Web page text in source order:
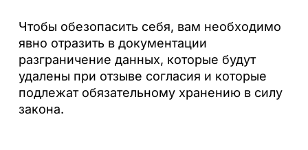
Чтобы обезопасить себя, вам необходимо
явно отразить в документации
разграничение данных, которые будут
удалены при отзыве согласия и которые
подлежат обязательному хранению в силу
закона.